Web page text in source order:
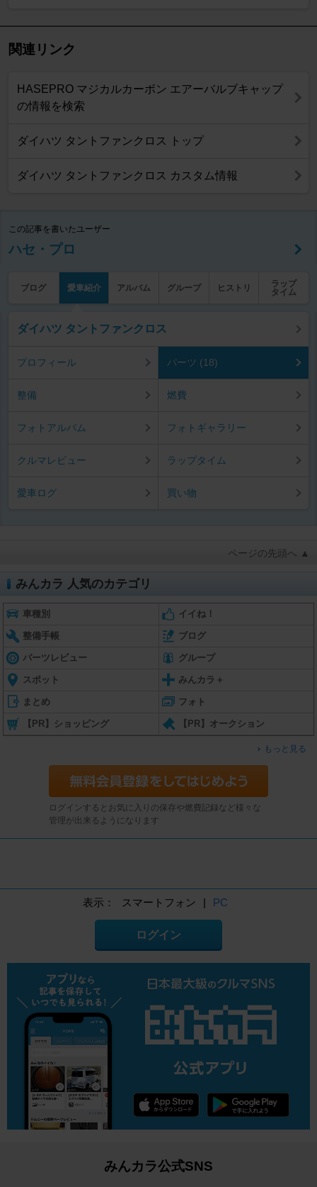
関連リンク
HASEPRO マジカルカーボン エアーバルブキャップ
の情報を検索
ダイハツ タントファンクロス トップ
ダイハツ タントファンクロス カスタム情報
この記事を書いたユーザー
ハセ・プロ
ブログ 愛車紹介 アルバム グループ ヒストリ
ラップ
タイム
ダイハツ タントファンクロス
プロフィール パーツ (18)
整備 燃費
フォトアルバム フォトギャラリー
クルマレビュー ラップタイム
愛車ログ 買い物
ページの先頭へ ▲
みんカラ 人気のカテゴリ
車種別 イイね！
整備手帳 ブログ
パーツレビュー グループ
スポット みんカラ＋
まとめ フォト
【PR】ショッピング 【PR】オークション
もっと見る
ログインするとお気に入りの保存や燃費記録など様々な
管理が出来るようになります
表示： スマートフォン | PC
ログイン
みんカラ公式SNS